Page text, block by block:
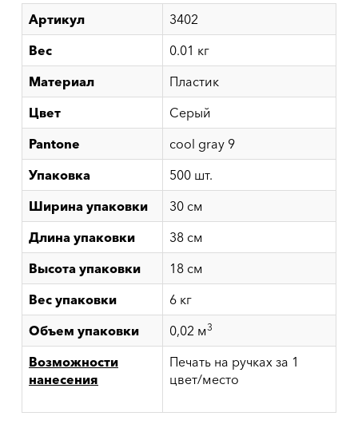
Артикул
3402
Вес
0.01 кг
Материал
Пластик
Цвет
Серый
Pantone
cool gray 9
Упаковка
500 шт.
Ширина упаковки
30 см
Длина упаковки
38 см
Высота упаковки
18 см
Вес упаковки
6 кг
Объем упаковки
0,02 м3
Возможности
нанесения
Печать на ручках за 1
цвет/место